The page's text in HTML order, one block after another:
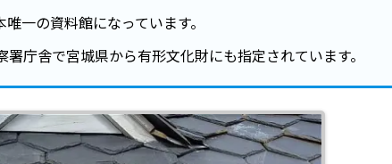
一の資料館になっています。
庁舎で宮城県から有形文化財にも指定されています。